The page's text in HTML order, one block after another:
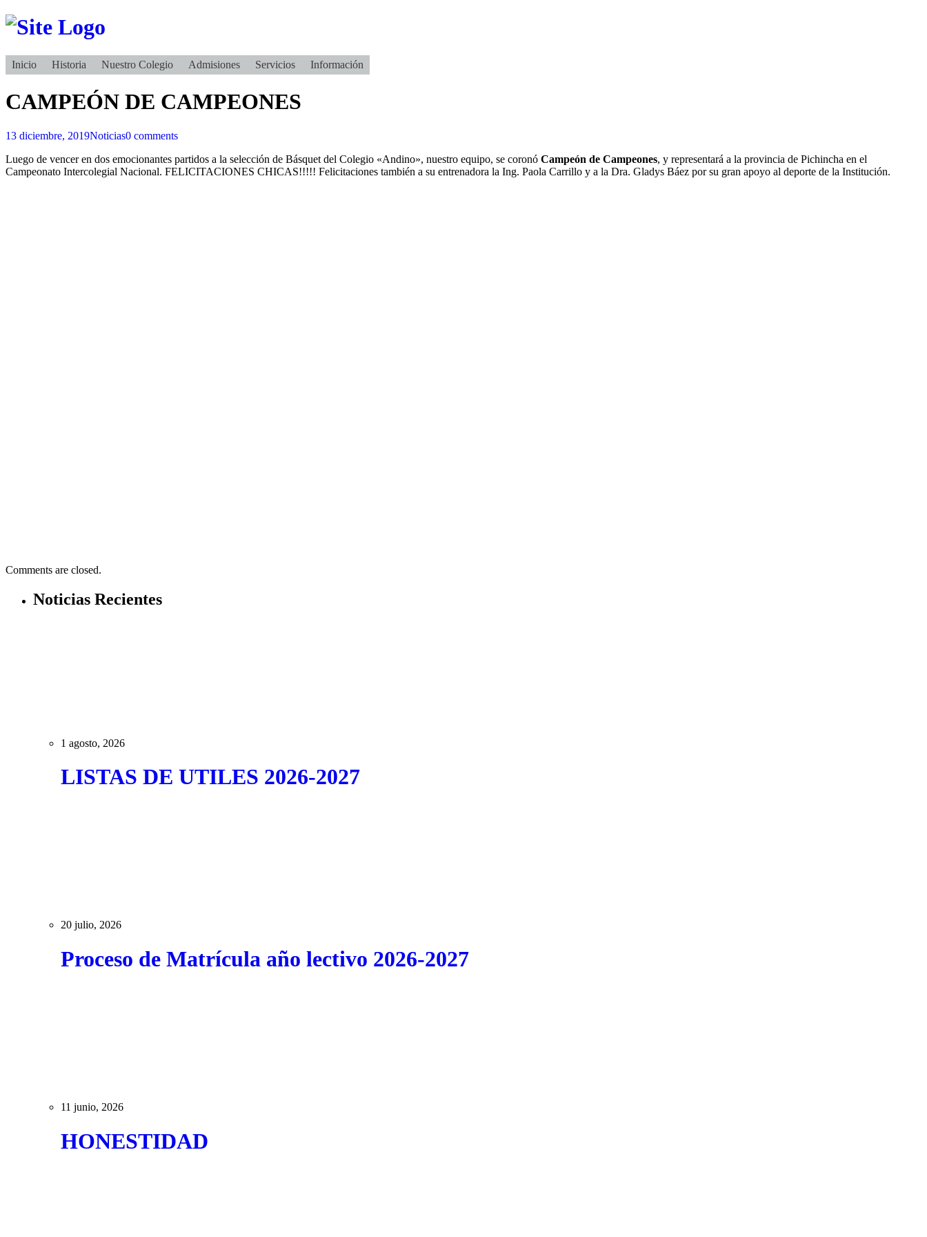
Inicio Historia Nuestro Colegio Admisiones Servicios Información
CAMPEÓN DE CAMPEONES
13 diciembre, 2019Noticias0 comments
Luego de vencer en dos emocionantes partidos a la selección de Básquet del Colegio «Andino», nuestro equipo, se coronó Campeón de Campeones, y representará a la provincia de Pichincha en el
Campeonato Intercolegial Nacional. FELICITACIONES CHICAS!!!!! Felicitaciones también a su entrenadora la Ing. Paola Carrillo y a la Dra. Gladys Báez por su gran apoyo al deporte de la Institución.
Comments are closed.
Noticias Recientes
1 agosto, 2026
LISTAS DE UTILES 2026-2027
20 julio, 2026
Proceso de Matrícula año lectivo 2026-2027
11 junio, 2026
HONESTIDAD